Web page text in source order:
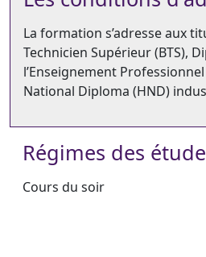
La formation s’adresse aux
Technicien Supérieur (BTS),
l’Enseignement
National Diploma (HND)
Régimes des
Cours du soir